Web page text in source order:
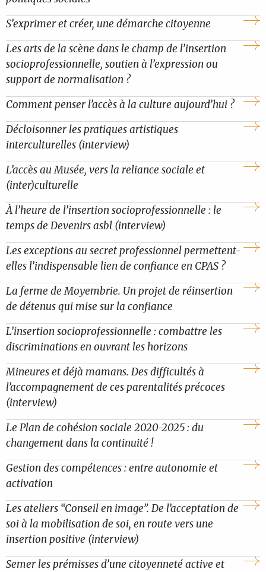
S’exprimer et créer, une démarche citoyenne
Les arts de la scène dans le champ de l’insertion
socioprofessionnelle, soutien à l’expression ou
support de normalisation ?
Comment penser l’accès à la culture aujourd’hui ?
Décloisonner les pratiques artistiques
interculturelles (interview)
L’accès au Musée, vers la reliance sociale et
(inter)culturelle
À l’heure de l’insertion socioprofessionnelle : le
temps de Devenirs asbl (interview)
Les exceptions au secret professionnel permettent-
elles l’indispensable lien de confiance en CPAS ?
La ferme de Moyembrie. Un projet de réinsertion
de détenus qui mise sur la confiance
L’insertion socioprofessionnelle : combattre les
discriminations en ouvrant les horizons
Mineures et déjà mamans. Des difficultés à
l’accompagnement de ces parentalités précoces
(interview)
Le Plan de cohésion sociale 2020-2025 : du
changement dans la continuité !
Gestion des compétences : entre autonomie et
activation
Les ateliers “Conseil en image”. De l’acceptation de
soi à la mobilisation de soi, en route vers une
insertion positive (interview)
Semer les prémisses d’une citoyenneté active et